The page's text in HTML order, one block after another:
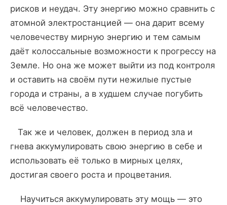
рисков и неудач. Эту энергию можно сравнить с
атомной электростанцией — она дарит всему
человечеству мирную энергию и тем самым
даёт колоссальные возможности к прогрессу на
Земле. Но она же может выйти из под контроля
и оставить на своём пути нежилые пустые
города и страны, а в худшем случае погубить
всё человечество.
Так же и человек, должен в период зла и
гнева аккумулировать свою энергию в себе и
использовать её только в мирных целях,
достигая своего роста и процветания.
Научиться аккумулировать эту мощь — это